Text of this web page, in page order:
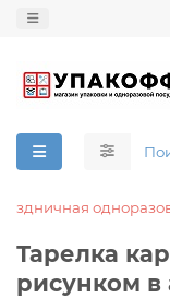
Тарелка
рисунком в